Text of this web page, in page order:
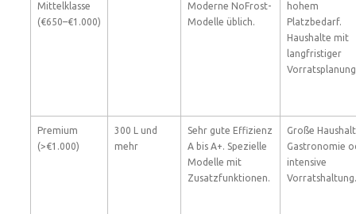
Mittelklasse
(€650–€1.000)
Moderne NoFrost-
Modelle üblich.
hohem
Platzbedarf.
Haushalte mit
langfristiger
Premium
(>€1.000)
300 L und
mehr
Sehr gute Effizienz
A bis A+. Spezielle
Modelle mit
Zusatzfunktionen.
Große
Gastronomie
intensive
Vorratshaltung.